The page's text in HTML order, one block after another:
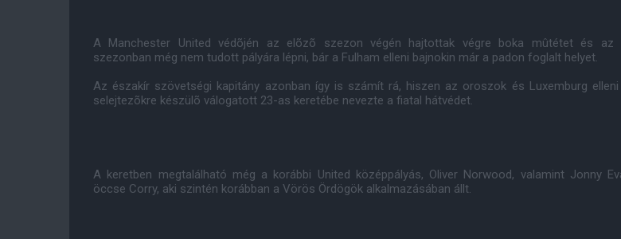
A Manchester United védõjén az elõzõ szezon végén hajtottak végre boka mûtétet és az
szezonban még nem tudott pályára lépni, bár a Fulham elleni bajnokin már a padon foglalt helyet.
Az északír szövetségi kapitány azonban így is számít rá, hiszen az oroszok és Luxemburg elleni
selejtezõkre készülõ válogatott 23-as keretébe nevezte a fiatal hátvédet.
A keretben megtalálható még a korábbi United középpályás, Oliver Norwood, valamint Jonny
öccse Corry, aki szintén korábban a Vörös Ördögök alkalmazásában állt.